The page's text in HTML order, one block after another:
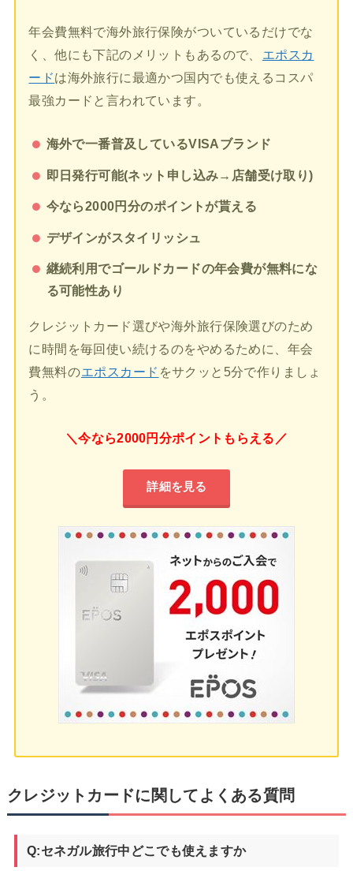
年会費無料で海外旅行保険がついているだけでな
く、他にも下記のメリットもあるので、
エポスカ
ードは海外旅行に最適かつ国内でも使えるコスパ
最強カードと言われています。
海外で一番普及しているVISAブランド
即日発行可能(ネット申し込み→店舗受け取り)
今なら2000円分のポイントが貰える
デザインがスタイリッシュ
継続利用でゴールドカードの年会費が無料にな
る可能性あり
クレジットカード選びや海外旅行保険選びのため
に時間を毎回使い続けるのをやめるために、年会
費無料のエポスカード をサクッと5分で作りましょ
う。
＼今なら2000円分ポイントもらえる／
詳細を見る
クレジットカードに関してよくある質問
Q:セネガル旅行中どこでも使えますか